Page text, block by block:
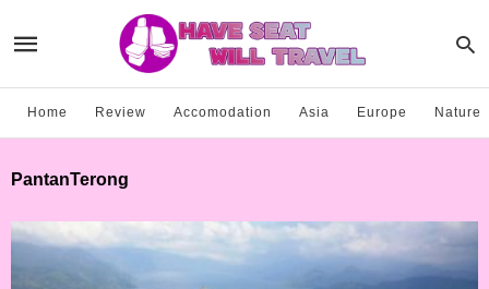
Home Review Accomodation Asia Europe Nature
PantanTerong